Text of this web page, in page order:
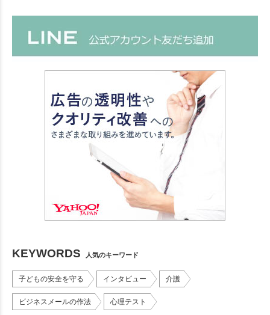
KEYWORDS 人気のキーワード
子どもの安全を守る インタビュー 介護
ビジネスメールの作法 心理テスト